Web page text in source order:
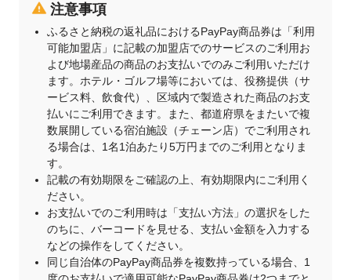
注意事項
ふるさと納税の返礼品におけるPayPay商品券は「利用
可能加盟店」に記載の加盟店でのサービスのご利用お
よび地場産品の商品のお支払いでのみご利用いただけ
ます。ホテル・ゴルフ場等においては、役務提供（サ
ービス料、飲食代）、区域内で製造された商品のお支
払いにご利用できます。また、都道府県をまたいで複
数展開している宿泊施設（チェーン店）でご利用され
る場合は、1名1泊あたり5万円までのご利用となりま
す。
記載の有効期限をご確認の上、有効期限内にご利用く
ださい。
お支払いでのご利用時は「支払い方法」の選択をした
のちに、バーコードを見せる、支払い金額を入力する
などの操作をしてください。
同じ自治体のPayPay商品券を複数持っている場合、1